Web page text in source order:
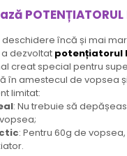
POTENȚIATORUL
încă și mai
a dezvoltat potențiatorul
creat special pentru
în amestecul de vopsea
limitat:
: Nu trebuie să
: Pentru 60g de